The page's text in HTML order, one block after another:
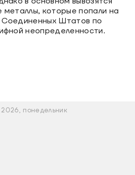
металлы, которые попали на
Штатов по
неопределенности.
2026, понедельник